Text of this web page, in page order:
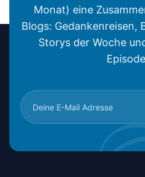
Monat) eine
Blogs: Gedankenreisen,
Storys der Woche